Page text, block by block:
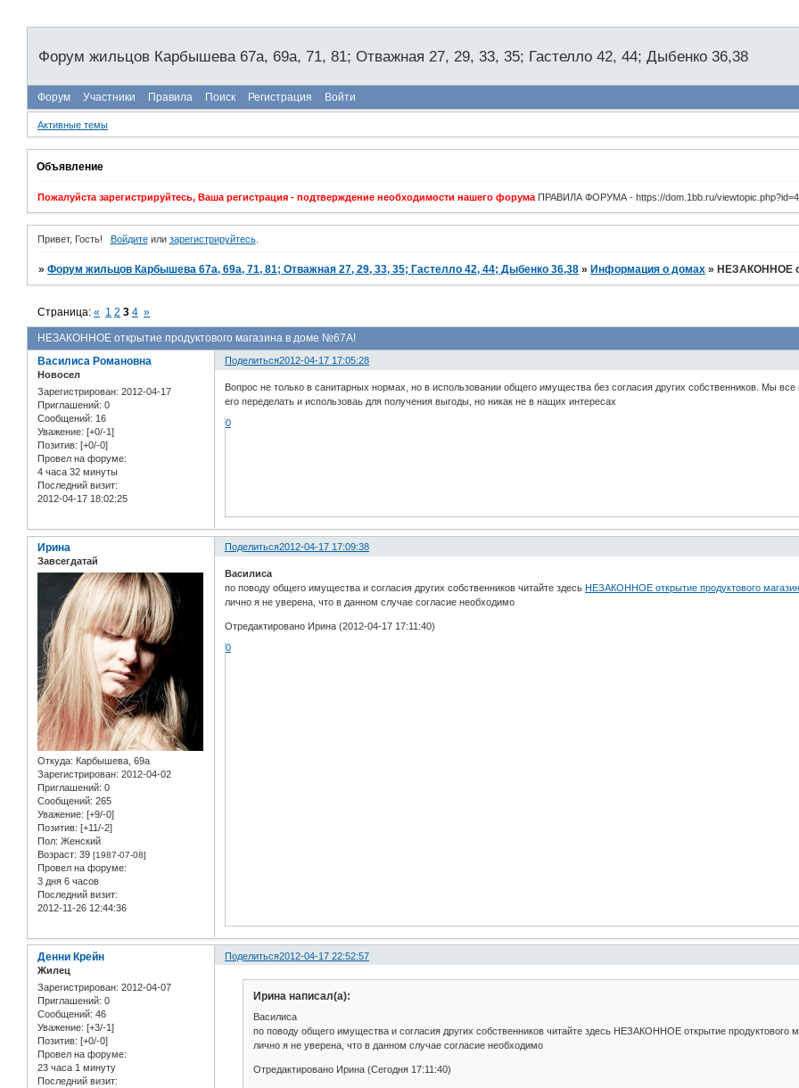
Форум жильцов Карбышева 67а, 69а, 71, 81; Отважная 27, 29, 33, 35; Гастелло 42, 44; Дыбенко 36,38
Форум Участники Правила Поиск Регистрация Войти
Активные темы
Объявление
Пожалуйста зарегистрируйтесь, Ваша регистрация - подтверждение необходимости нашего форума ПРАВИЛА ФОРУМА - https://dom.1bb.ru/
Привет, Гость! Войдитеили зарегистрируйтесь.
»Форум жильцов Карбышева 67а, 69а, 71, 81; Отважная 27, 29, 33, 35; Гастелло 42, 44; Дыбенко 36,38 » Информация о домах » НЕЗАКОННОЕ
НЕЗАКОННОЕ открытие продуктового магазина в доме №67А!
Страница:« 1 2 3 4 »
Поделиться2012-04-17 17:05:28
Василиса Романовна
Новосел
Зарегистрирован: 2012-04-17
Приглашений: 0
Сообщений: 16
Уважение: [+0/-1]
Позитив: [+0/-0]
Провел на форуме:
4 часа 32 минуты
Последний визит:
2012-04-17 18:02:25
Вопрос не только в санитарных нормах, но в использовании общего имущества без согласия других собственников. Мы
его переделать и использоваь для получения выгоды, но никак не в нащих интересах
0
Поделиться2012-04-17 17:09:38
Ирина
Завсегдатай
Откуда: Карбышева, 69а
Зарегистрирован: 2012-04-02
Приглашений: 0
Сообщений: 265
Уважение: [+9/-0]
Позитив: [+11/-2]
Пол: Женский
Возраст: 39 [1987-07-08]
Провел на форуме:
3 дня 6 часов
Последний визит:
2012-11-26 12:44:36
Василиса
по поводу общего имущества и согласия других собственников читайте здесьНЕЗАКОННОЕ открытие продуктового
лично я не уверена, что в данном случае согласие необходимо
Отредактировано Ирина (2012-04-17 17:11:40)
0
Поделиться2012-04-17 22:52:57
Денни Крейн
Жилец
Зарегистрирован: 2012-04-07
Приглашений: 0
Сообщений: 46
Уважение: [+3/-1]
Позитив: [+0/-0]
Провел на форуме:
23 часа 1 минуту
Последний визит:
Ирина написал(а):
Василиса
по поводу общего имущества и согласия других собственников читайте здесь НЕЗАКОННОЕ открытие продуктового
лично я не уверена, что в данном случае согласие необходимо
Отредактировано Ирина (Сегодня 17:11:40)